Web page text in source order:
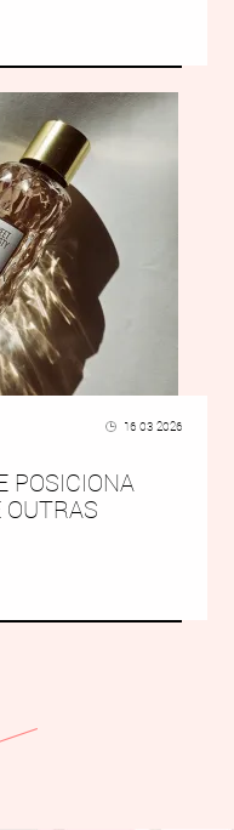
16 03 2026
POSICIONA